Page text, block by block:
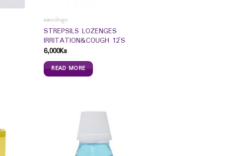
ဆေးဝါးများ
STREPSILS LOZENGES
IRRITATION&COUGH 12`S
6,000Ks
READ MORE